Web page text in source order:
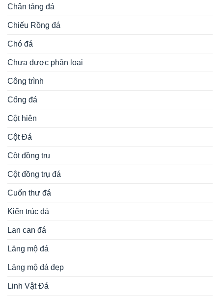
Chân tảng đá
Chiếu Rồng đá
Chó đá
Chưa được phân loại
Công trình
Cổng đá
Cột hiên
Cột Đá
Cột đồng trụ
Cột đồng trụ đá
Cuốn thư đá
Kiến trúc đá
Lan can đá
Lăng mộ đá
Lăng mộ đá đẹp
Linh Vật Đá